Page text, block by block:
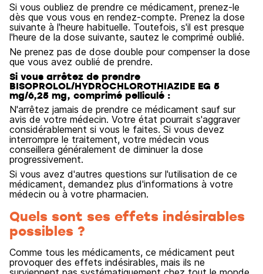
Si vous oubliez de prendre ce médicament, prenez-le
dès que vous vous en rendez-compte. Prenez la dose
suivante à l'heure habituelle. Toutefois, s'il est presque
l'heure de la dose suivante, sautez le comprimé oublié.
Ne prenez pas de dose double pour compenser la dose
que vous avez oublié de prendre.
Si vous arrêtez de prendre
BISOPROLOL/HYDROCHLOROTHIAZIDE EG 5
mg/6,25 mg, comprimé pelliculé :
N'arrêtez jamais de prendre ce médicament sauf sur
avis de votre médecin. Votre état pourrait s'aggraver
considérablement si vous le faites. Si vous devez
interrompre le traitement, votre médecin vous
conseillera généralement de diminuer la dose
progressivement.
Si vous avez d'autres questions sur l'utilisation de ce
médicament, demandez plus d'informations à votre
médecin ou à votre pharmacien.
Quels sont ses effets indésirables
possibles ?
Comme tous les médicaments, ce médicament peut
provoquer des effets indésirables, mais ils ne